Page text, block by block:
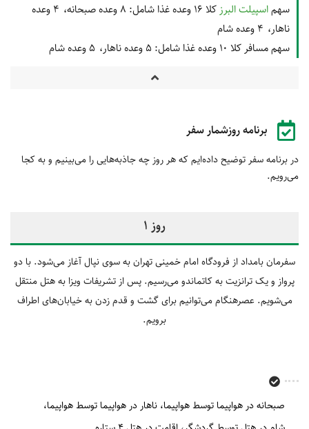
سهماسپیلت البرز کلا 16 وعده غذا شامل: 8 وعده صبحانه
4 وعده
ناهار
4 وعده شام
سهم مسافر کلا 10 وعده غذا شامل:
5 وعده ناهار 5 وعده شام
برنامه روزشمار سفر
در برنامه سفر توضیح داده‌ایم که هر روز چه جاذبه‌هایی را می‌بینیم و به کجا
می‌رویم.
روز 1
سفرمان بامداد از فرودگاه امام خمینی تهران به سوی نپال آغاز می‌شود. با دو
پرواز و یک ترانزیت به کاتماندو می‌‎رسیم. پس از تشریفات ویزا به هتل منتقل
می‌شویم. عصرهنگام می‌توانیم برای گشت و قدم زدن به خیابان‌های اطراف
برویم.
صبحانه در هواپیما توسط هواپیما ناهار در هواپیما توسط هواپیما